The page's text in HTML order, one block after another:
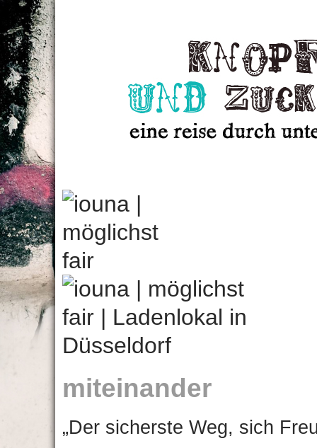
miteinander
„Der sicherste Weg, sich